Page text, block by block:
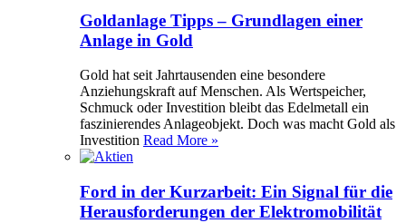
Goldanlage Tipps – Grundlagen einer
Anlage in Gold
Gold hat seit Jahrtausenden eine besondere
Anziehungskraft auf Menschen. Als Wertspeicher,
Schmuck oder Investition bleibt das Edelmetall ein
faszinierendes Anlageobjekt. Doch was macht Gold als
Investition Read More »
Ford in der Kurzarbeit: Ein Signal für die
Herausforderungen der Elektromobilität